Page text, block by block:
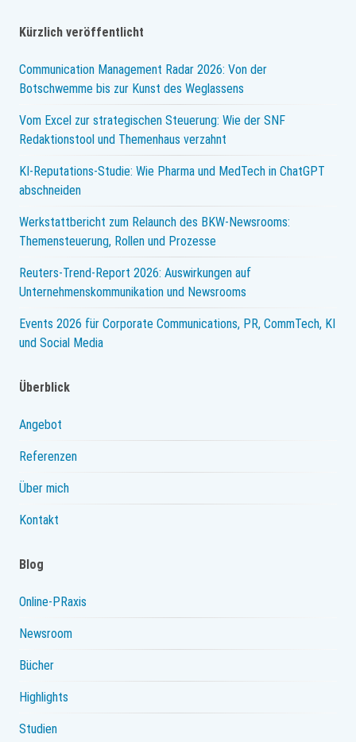
Kürzlich veröffentlicht
Communication Management Radar 2026: Von der
Botschwemme bis zur Kunst des Weglassens
Vom Excel zur strategischen Steuerung: Wie der SNF
Redaktionstool und Themenhaus verzahnt
KI-Reputations-Studie: Wie Pharma und MedTech in ChatGPT
abschneiden
Werkstattbericht zum Relaunch des BKW-Newsrooms:
Themensteuerung, Rollen und Prozesse
Reuters-Trend-Report 2026: Auswirkungen auf
Unternehmenskommunikation und Newsrooms
Events 2026 für Corporate Communications, PR, CommTech, KI
und Social Media
Überblick
Angebot
Referenzen
Über mich
Kontakt
Blog
Online-PRaxis
Newsroom
Bücher
Highlights
Studien